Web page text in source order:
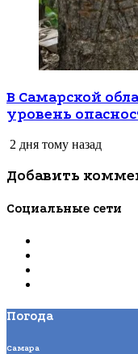
В Самарской
уровень
2 дня тому назад
Добавить
Социальные сети
Погода
Самара